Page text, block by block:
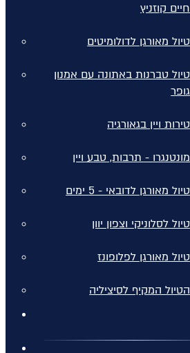
חיים קוזניץ
טיול מאורגן לדולומיטים
טיול טברנות באתונה עם אמנון
גופר
טירות ויין בגאורגיה
מונטנגרו - תרבות, טבע ויין
טיול מאורגן לדובאי - 5 ימים
טיול לסלוניקי וצפון יוון
טיול מאורגן לפלופונז
הטיול המקיף לסיציליה